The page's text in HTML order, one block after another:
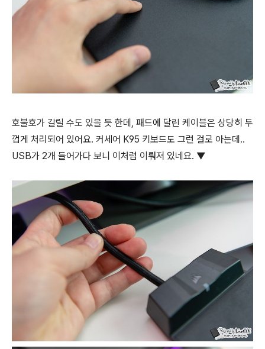
호불호가 갈릴 수도 있을 듯 한데, 패드에 달린 케이블은 상당히 두
껍게 처리되어 있어요. 커세어 K95 키보드도 그런 걸로 아는데..
USB가 2개 들어가다 보니 이처럼 이뤄져 있네요. ▼